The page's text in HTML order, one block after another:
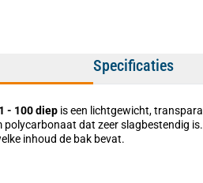
Specificaties
- 100 diep is een lichtgewicht,
dat zeer slagbestendig
inhoud de bak bevat.